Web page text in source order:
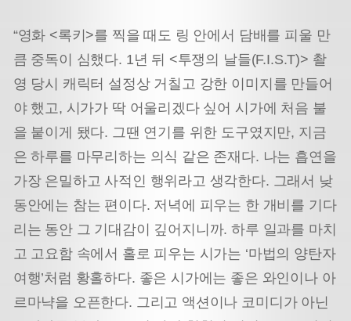
“영화 <록키>를 찍을 때도 링 안에서 담배를 피울 만
큼 중독이 심했다. 1년 뒤 <투쟁의 날들(F.I.S.T)> 촬
영 당시 캐릭터 설정상 거칠고 강한 이미지를 만들어
야 했고, 시가가 딱 어울리겠다 싶어 시가에 처음 불
을 붙이게 됐다. 그땐 연기를 위한 도구였지만, 지금
은 하루를 마무리하는 의식 같은 존재다. 나는 흡연을
가장 은밀하고 사적인 행위라고 생각한다. 그래서 낮
동안에는 참는 편이다. 저녁에 피우는 한 개비를 기다
리는 동안 그 기대감이 깊어지니까. 하루 일과를 마치
고 고요함 속에서 홀로 피우는 시가는 ‘마법의 양탄자
여행’처럼 황홀하다. 좋은 시가에는 좋은 와인이나 아
르마냑을 오픈한다. 그리고 액션이나 코미디가 아닌